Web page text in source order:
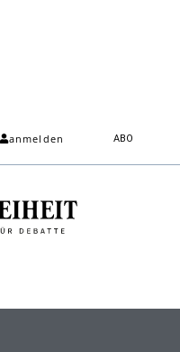
anmelden ABO